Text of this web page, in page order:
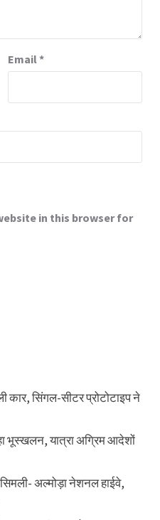
Email*
in this browser for
कार, सिंगल-सीटर प्रोटोटाइप ने
भूस्खलन, यात्रा अग्रिम आदेशों
अल्मोड़ा नेशनल हाईवे,